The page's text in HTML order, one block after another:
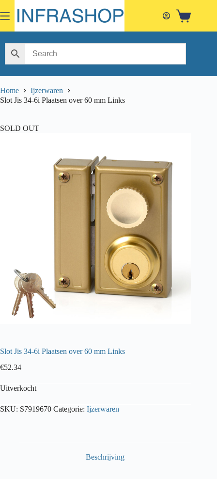
to
content
Shopping
Home
Ijzerwaren
Slot Jis 34-6i Plaatsen over 60 mm Links
SOLD OUT
Slot Jis 34-6i Plaatsen over 60 mm Links
€52.34
Uitverkocht
SKU: S7919670 Categorie: Ijzerwaren
Beschrijving